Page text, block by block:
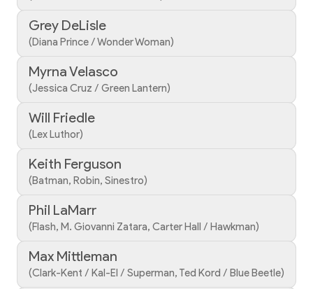
Grey DeLisle
(Diana Prince / Wonder Woman)
Myrna Velasco
(Jessica Cruz / Green Lantern)
Will Friedle
(Lex Luthor)
Keith Ferguson
(Batman, Robin, Sinestro)
Phil LaMarr
(Flash, M. Giovanni Zatara, Carter Hall / Hawkman)
Max Mittleman
(Clark-Kent / Kal-El / Superman, Ted Kord / Blue Beetle)